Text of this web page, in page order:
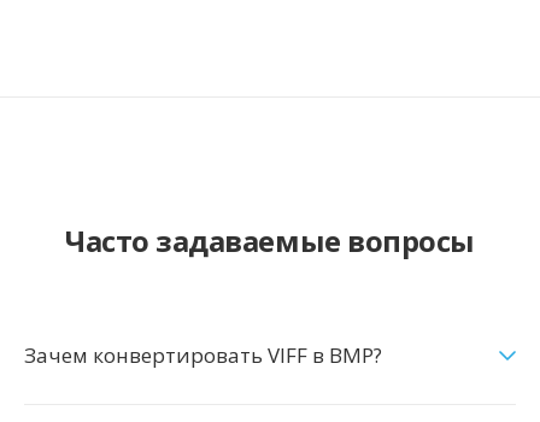
Часто задаваемые вопросы
Зачем конвертировать VIFF в BMP?